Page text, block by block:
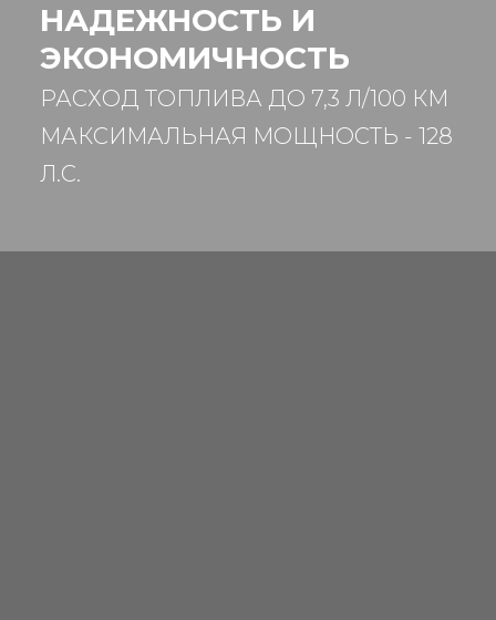
НАДЕЖНОСТЬ И
ЭКОНОМИЧНОСТЬ
РАСХОД ТОПЛИВА ДО 7,3 Л/100 КМ
МАКСИМАЛЬНАЯ МОЩНОСТЬ - 128
Л.С.